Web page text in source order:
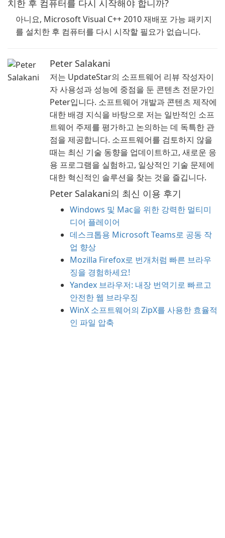
치한 후 컴퓨터를 다시 시작해야 합니까?
아니요, Microsoft Visual C++ 2010 재배포 가능 패키지
를 설치한 후 컴퓨터를 다시 시작할 필요가 없습니다.
Peter Salakani
저는 UpdateStar의 소프트웨어 리뷰 작성자이
자 사용성과 성능에 중점을 둔 콘텐츠 전문가인
Peter입니다. 소프트웨어 개발과 콘텐츠 제작에
대한 배경 지식을 바탕으로 저는 일반적인 소프
트웨어 주제를 평가하고 논의하는 데 독특한 관
점을 제공합니다. 소프트웨어를 검토하지 않을
때는 최신 기술 동향을 업데이트하고, 새로운 응
용 프로그램을 실험하고, 일상적인 기술 문제에
대한 혁신적인 솔루션을 찾는 것을 즐깁니다.
Peter Salakani의 최신 이용 후기
Windows 및 Mac을 위한 강력한 멀티미
디어 플레이어
데스크톱용 Microsoft Teams로 공동 작
업 향상
Mozilla Firefox로 번개처럼 빠른 브라우
징을 경험하세요!
Yandex 브라우저: 내장 번역기로 빠르고
안전한 웹 브라우징
WinX 소프트웨어의 ZipX를 사용한 효율적
인 파일 압축